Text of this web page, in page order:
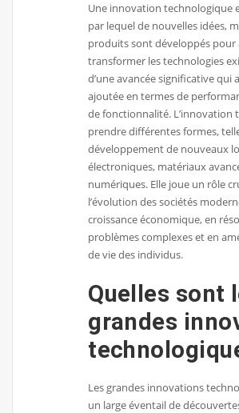
Une innovation technologique
par lequel de nouvelles idées,
produits sont développés pour
transformer les technologies
d’une avancée significative qui
ajoutée en termes de
de fonctionnalité. L’innovation
prendre différentes formes,
développement de nouveaux
électroniques, matériaux
numériques. Elle joue un rôle
l’évolution des sociétés
croissance économique, en
problèmes complexes et en
de vie des individus.
Quelles sont
grandes
Les grandes innovations
un large éventail de